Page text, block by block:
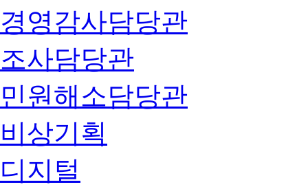
경영감사담당관
조사담당관
민원해소담당관
비상기획
디지털